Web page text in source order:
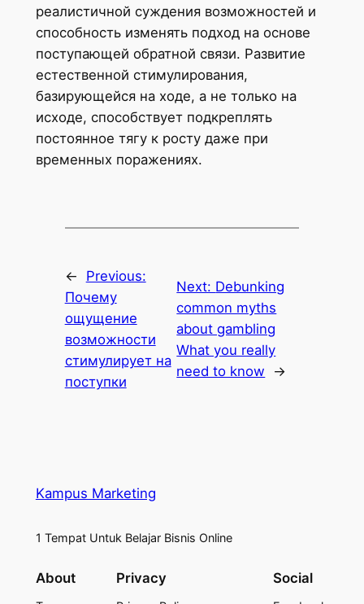
реалистичной суждения возможностей и
способность изменять подход на основе
поступающей обратной связи. Развитие
естественной стимулирования,
базирующейся на ходе, а не только на
исходе, способствует подкреплять
постоянное тягу к росту даже при
временных поражениях.
←
Previous:
Почему
ощущение
возможности
стимулирует на
поступки
Next: Debunking
common myths
about gambling
What you really
need to know
→
Kampus Marketing
1 Tempat Untuk Belajar Bisnis Online
About Privacy Social